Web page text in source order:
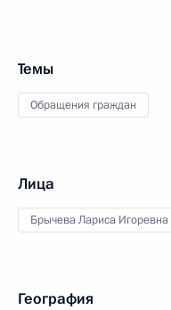
Темы
Обращения граждан
Лица
Брычева Лариса Игоревна
География